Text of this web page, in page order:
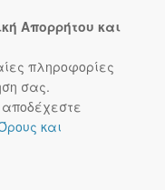
Απορρήτου και
πληροφορίες
σας.
αποδέχεστε
και